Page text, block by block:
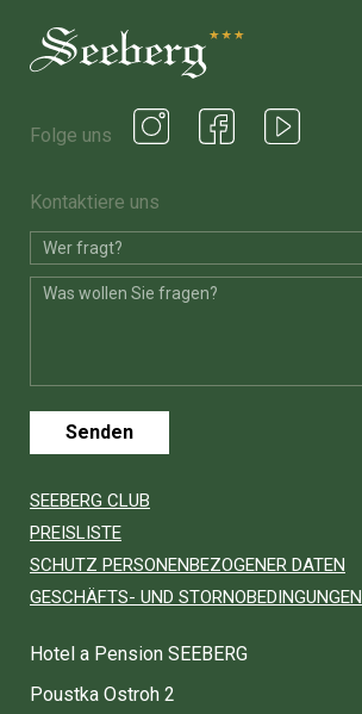
Folge uns
Kontaktiere uns
Senden
SEEBERG CLUB
PREISLISTE
SCHUTZ PERSONENBEZOGENER DATEN
GESCHÄFTS- UND STORNOBEDINGUNGEN
Hotel a Pension SEEBERG
Poustka Ostroh 2